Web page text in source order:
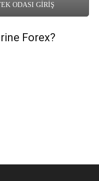
ODASI GİRİŞ
Forex?